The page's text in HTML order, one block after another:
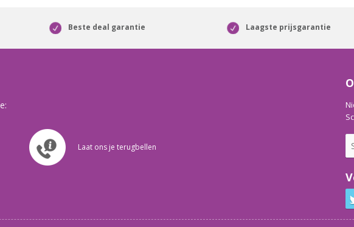
Beste deal garantie Laagste prijsgarantie
Laat ons je terugbellen